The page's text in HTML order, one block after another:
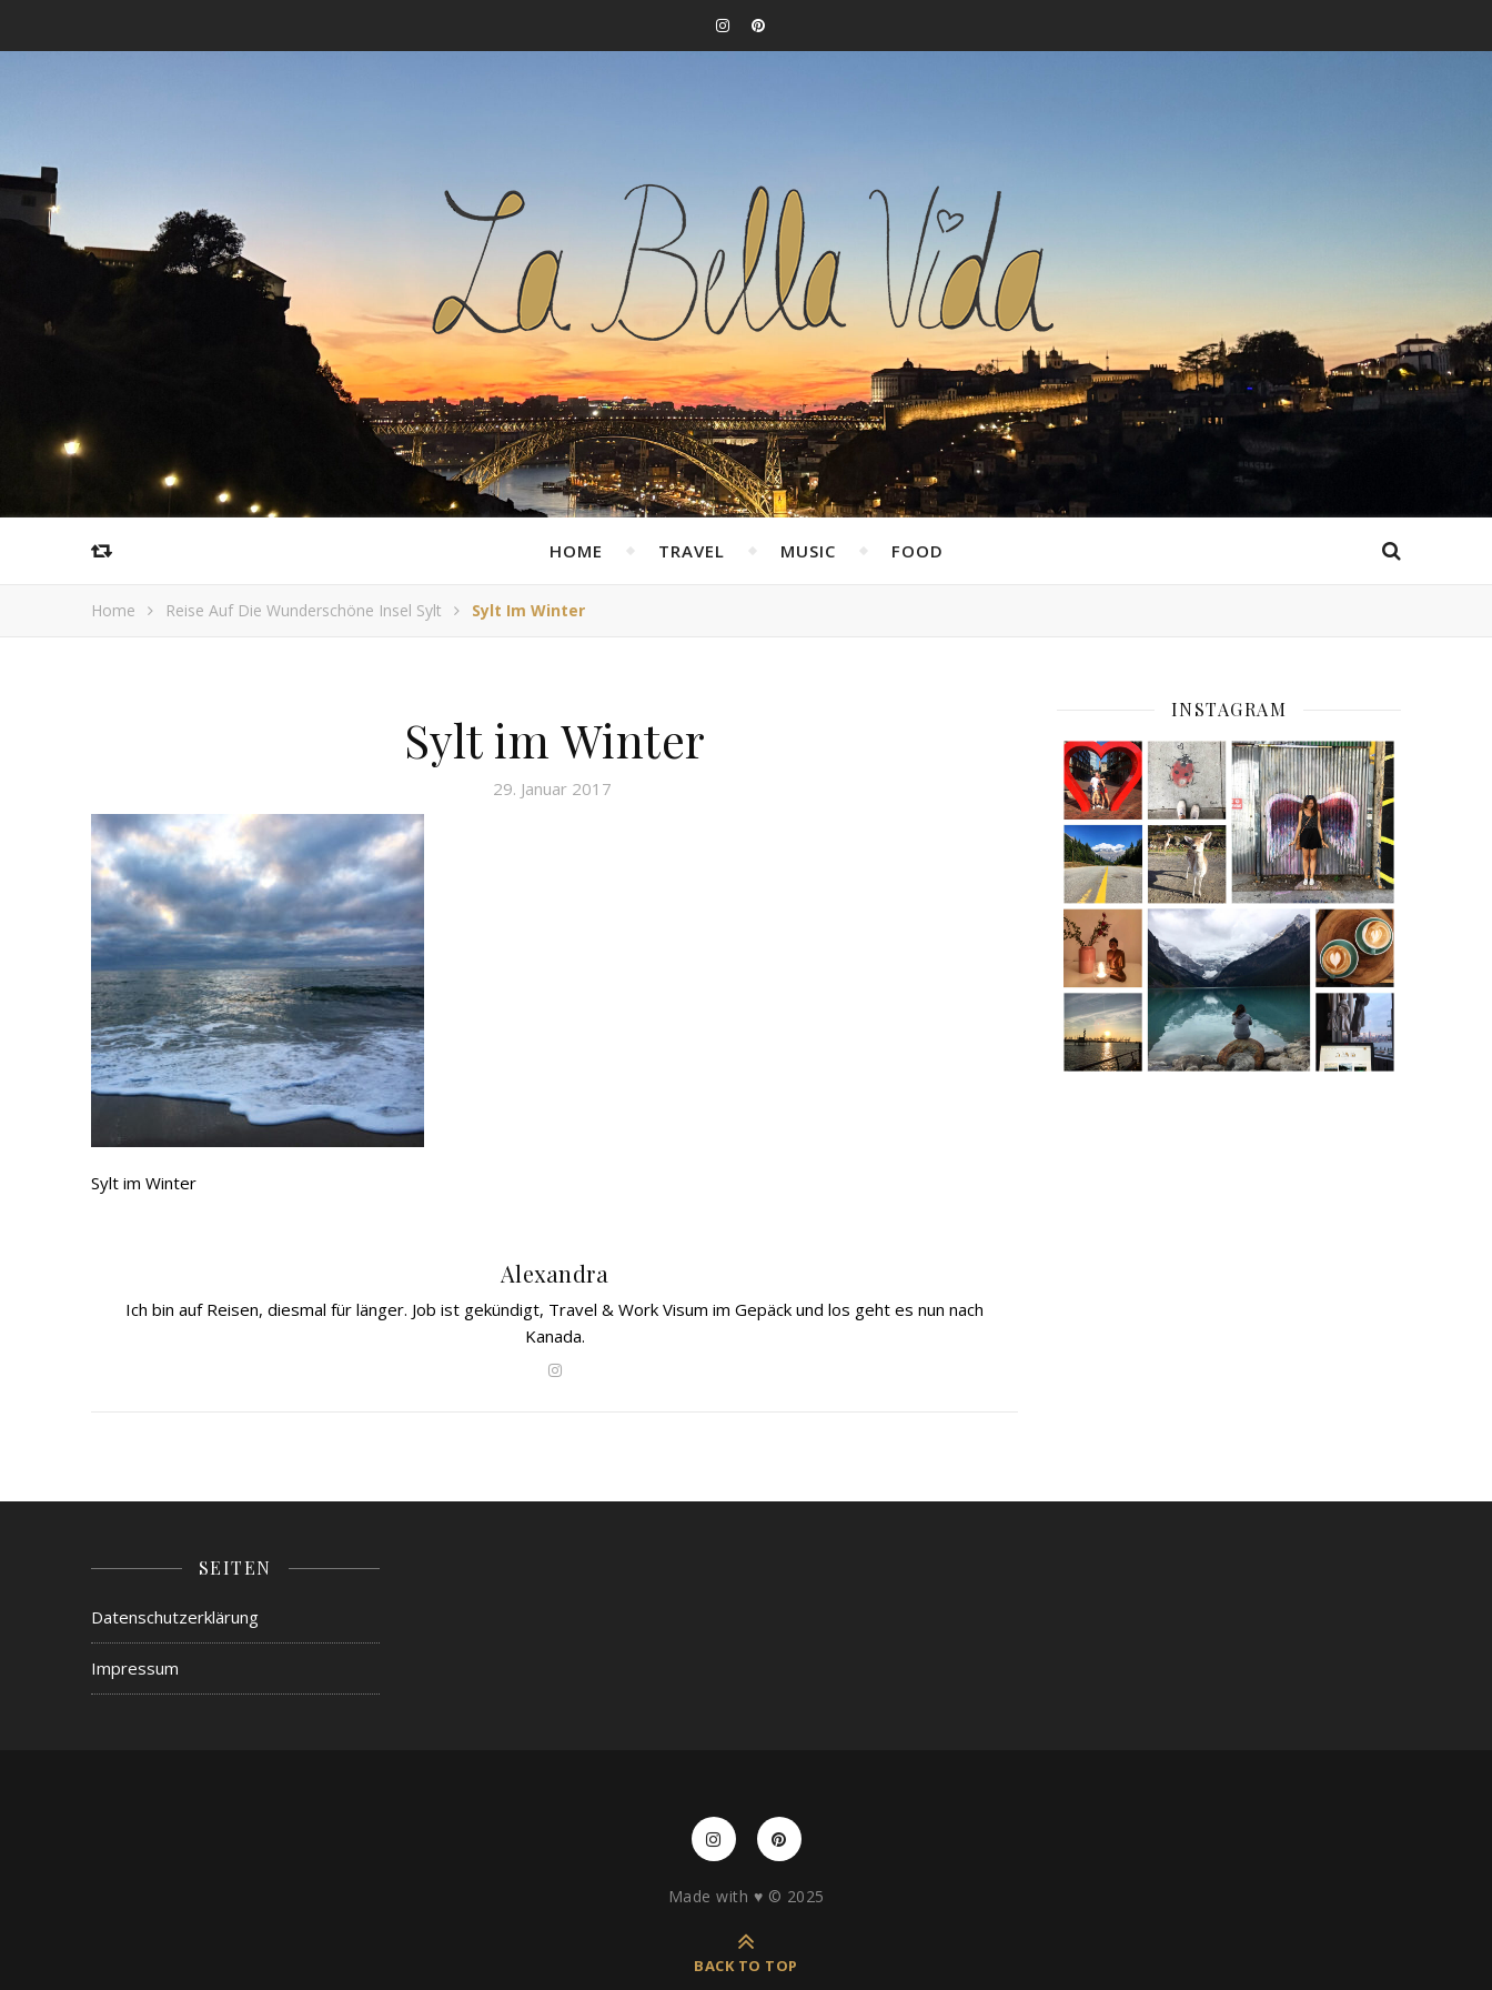
HOME TRAVEL MUSIC FOOD
Home Reise Auf Die Wunderschöne Insel Sylt Sylt Im Winter
Sylt im Winter
29. Januar 2017
Sylt im Winter
Alexandra
Ich bin auf Reisen, diesmal für länger. Job ist gekündigt, Travel & Work Visum im Gepäck und los geht es nun nach
Kanada.
INSTAGRAM
SEITEN
Datenschutzerklärung
Impressum
Made with ♥️ © 2025
BACK TO TOP